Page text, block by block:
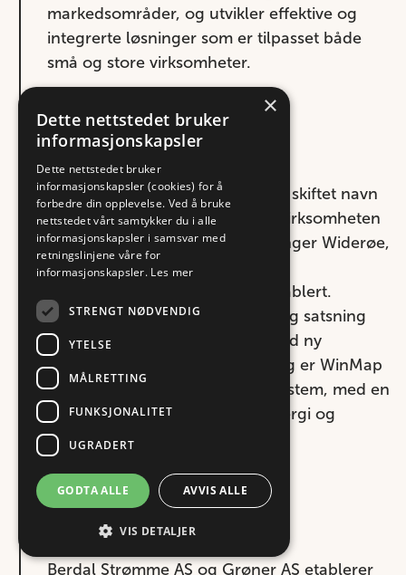
markedsområder, og utvikler effektive og
integrerte løsninger som er tilpasset både
små og store virksomheter.
1999
Berdal Strømme AS, som nå har skiftet navn
til Norconsult AS, overtok GIS-virksomheten
og produktet WinMap fra Fjellanger Widerøe,
og selskapet Norconsult
Informasjonssystemer AS ble etablert.
Dermed startet også en betydelig satsning
med å modernisere WinMap med ny
teknologi og funksjonalitet. I dag er WinMap
et av markedets ledende GIS-system, med en
rekke sentrale kunder innen energi og
offentlig forvaltning.
1996
Berdal Strømme AS og Grøner AS etablerer
×
Dette nettstedet bruker
informasjonskapsler
Dette nettstedet bruker
informasjonskapsler (cookies) for å
forbedre din opplevelse. Ved å bruke
nettstedet vårt samtykker du i alle
informasjonskapsler i samsvar med
retningslinjene våre for
informasjonskapsler. Les mer
STRENGT NØDVENDIG
YTELSE
MÅLRETTING
FUNKSJONALITET
UGRADERT
GODTA ALLE AVVIS ALLE
VIS DETALJER